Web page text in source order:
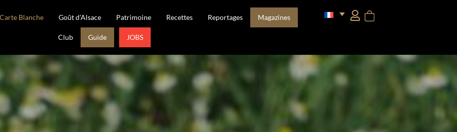
Carte Blanche Goût d’Alsace Patrimoine Recettes Reportages Magazines
Club Guide JOBS